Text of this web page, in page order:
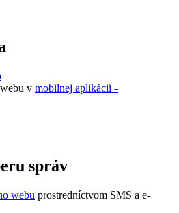
v mobilnej aplikácii -
správ
webu prostredníctvom SMS a e-